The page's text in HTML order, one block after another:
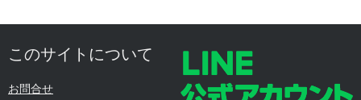
このサイトについて
お問合せ